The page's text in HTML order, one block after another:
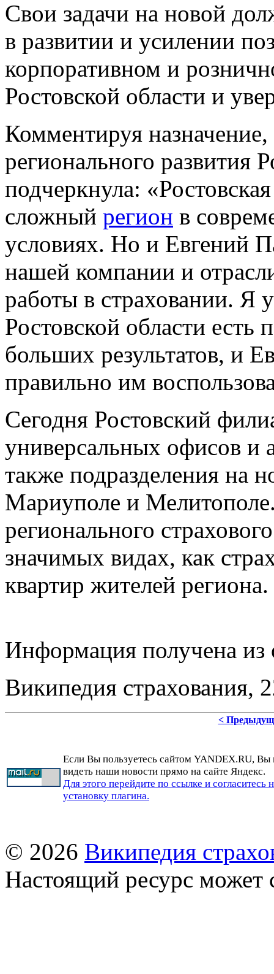
Свои задачи на новой
в развитии и усилении
корпоративном и
Ростовской области и
Комментируя
регионального развития
подчеркнула:
сложный регион в
условиях. Но и Евгений
нашей компании и
работы в страховании. Я
Ростовской области есть
больших результатов, и
правильно им
Сегодня Ростовский
универсальных офисов и
также подразделения на
Мариуполе и
регионального
значимых видах, как
квартир жителей региона.
Информация получена из
Википедия страхования,
<
Если Вы пользуетесь сайтом YANDEX.RU, Вы
видеть наши новости прямо на сайте Яндекс.
Для этого перейдите по ссылке и согласитесь
установку плагина.
© 2026 Википедия
Настоящий ресурс может